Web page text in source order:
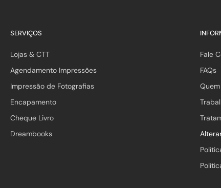
SERVIÇOS
Lojas & CTT
Agendamento Impressões
Impressão de Fotografias
Encapamento
Cheque Livro
Dreambooks
Fale
FAQs